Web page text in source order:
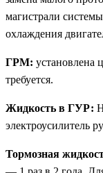
магистрали
охлаждения
ГРМ: установлена
требуется.
Жидкость в ГУР:
электроусилитель
Тормозная